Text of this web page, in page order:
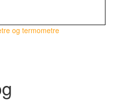
og termometre